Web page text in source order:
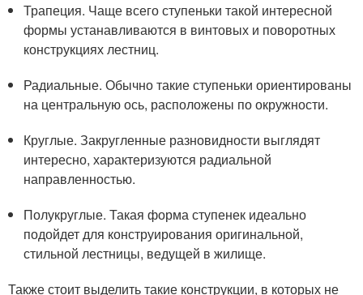
Трапеция. Чаще всего ступеньки такой интересной
формы устанавливаются в винтовых и поворотных
конструкциях лестниц.
Радиальные. Обычно такие ступеньки ориентированы
на центральную ось, расположены по окружности.
Круглые. Закругленные разновидности выглядят
интересно, характеризуются радиальной
направленностью.
Полукруглые. Такая форма ступенек идеально
подойдет для конструирования оригинальной,
стильной лестницы, ведущей в жилище.
Также стоит выделить такие конструкции, в которых не